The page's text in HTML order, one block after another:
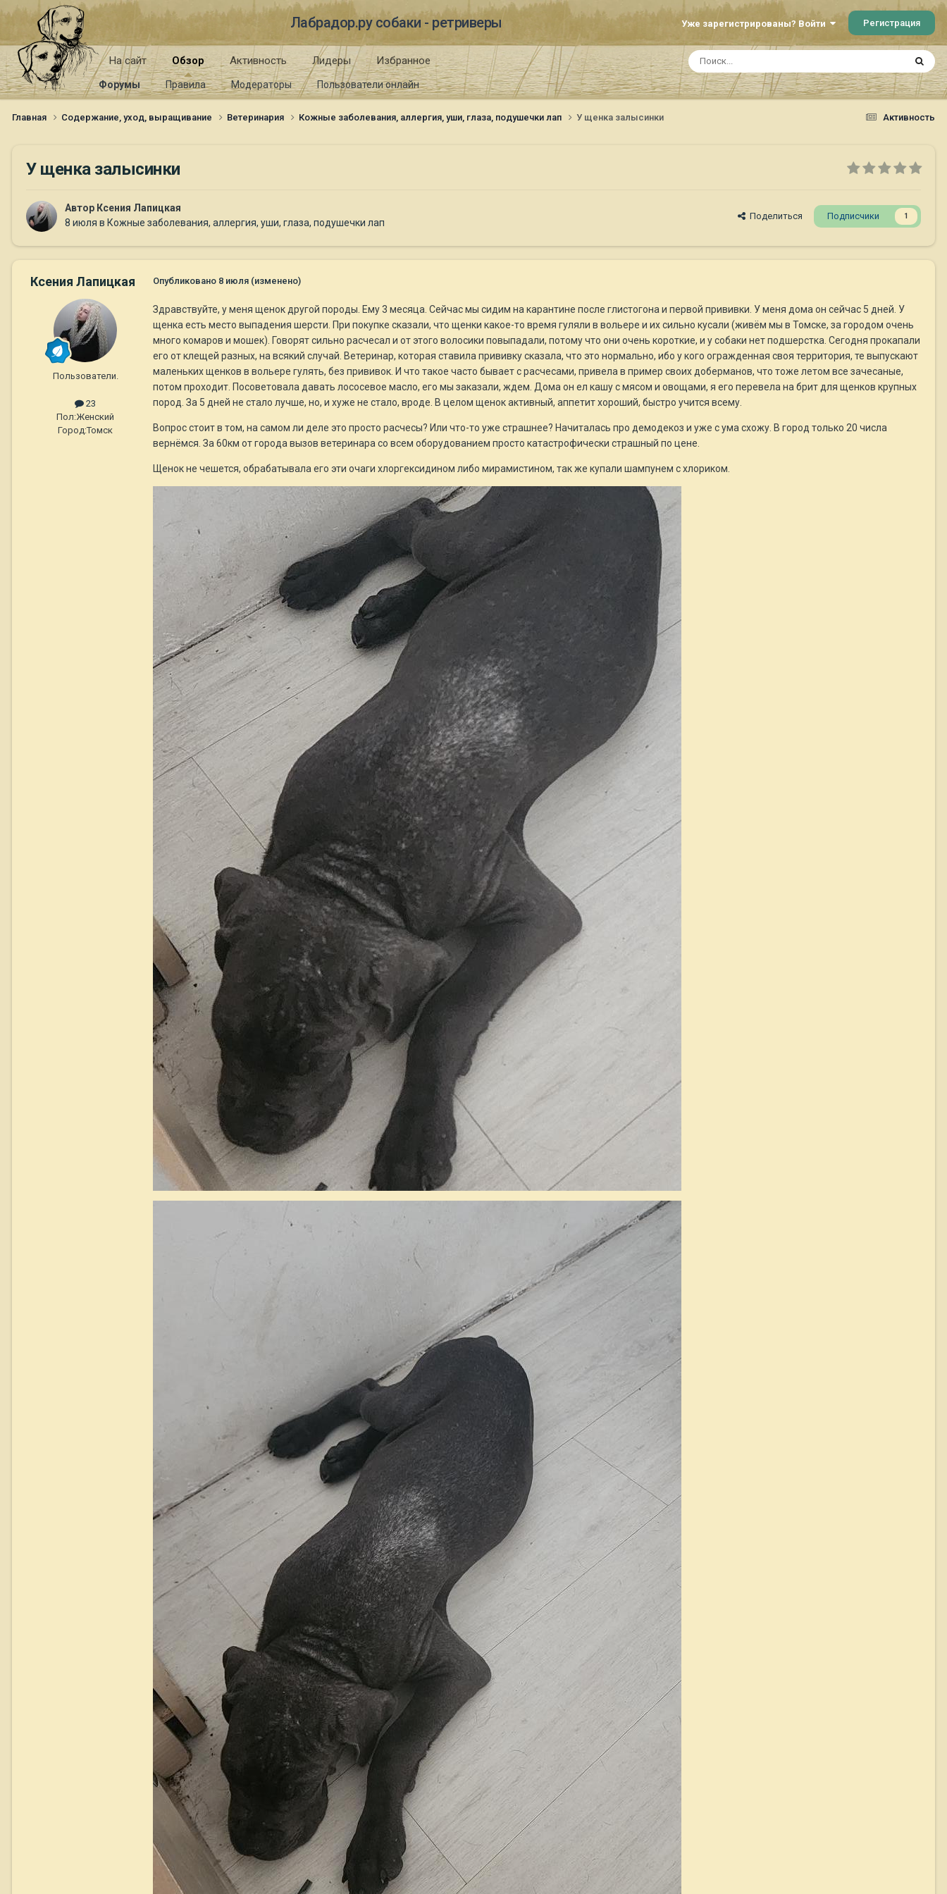
Лабрадор.ру собаки - ретриверы Уже зарегистрированы? Войти Регистрация
На сайт Обзор
Форумы Правила Модераторы Пользователи онлайн
Активность Лидеры Избранное
Активность
Главная Содержание, уход, выращивание Ветеринария Кожные заболевания, аллергия, уши, глаза, подушечки лап У щенка залысинки
У щенка залысинки
Автор Ксения Лапицкая
8 июля в Кожные заболевания, аллергия, уши, глаза, подушечки лап
Поделиться Подписчики 1
Ксения Лапицкая
Пользователи.
23
Пол:Женский
Город:Томск
Опубликовано 8 июля (изменено)
Здравствуйте, у меня щенок другой породы. Ему 3 месяца. Сейчас мы сидим на карантине после глистогона и первой прививки. У меня дома он сейчас 5 дней. У
щенка есть место выпадения шерсти. При покупке сказали, что щенки какое-то время гуляли в вольере и их сильно кусали (живём мы в Томске, за городом очень
много комаров и мошек). Говорят сильно расчесал и от этого волосики повыпадали, потому что они очень короткие, и у собаки нет подшерстка. Сегодня прокапали
его от клещей разных, на всякий случай. Ветеринар, которая ставила прививку сказала, что это нормально, ибо у кого огражденная своя территория, те выпускают
маленьких щенков в вольере гулять, без прививок. И что такое часто бывает с расчесами, привела в пример своих доберманов, что тоже летом все зачесаные,
потом проходит. Посоветовала давать лососевое масло, его мы заказали, ждем. Дома он ел кашу с мясом и овощами, я его перевела на брит для щенков крупных
пород. За 5 дней не стало лучше, но, и хуже не стало, вроде. В целом щенок активный, аппетит хороший, быстро учится всему.
Вопрос стоит в том, на самом ли деле это просто расчесы? Или что-то уже страшнее? Начиталась про демодекоз и уже с ума схожу. В город только 20 числа
вернёмся. За 60км от города вызов ветеринара со всем оборудованием просто катастрофически страшный по цене.
Щенок не чешется, обрабатывала его эти очаги хлоргексидином либо мирамистином, так же купали шампунем с хлориком.